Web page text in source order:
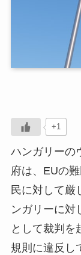
+1
ハンガリーの
府は、EUの
民に対して厳
ンガリーに対
として裁判を
規則に違反し